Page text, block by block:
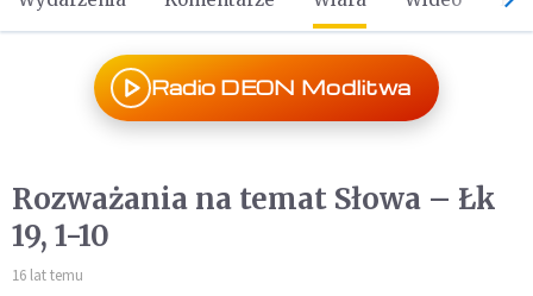
Radio DEON Modlitwa
Rozważania na temat Słowa – Łk
19, 1-10
16 lat temu